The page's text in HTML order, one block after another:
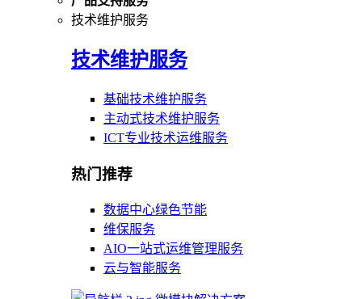
技术维护服务
技术维护服务
基础技术维护服务
主动式技术维护服务
ICT专业技术运维服务
热门推荐
数据中心绿色节能
维保服务
AIO一站式运维管理服务
云与智能服务